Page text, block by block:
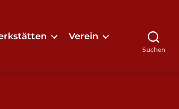
Verein
Suchen